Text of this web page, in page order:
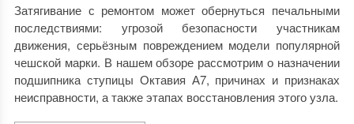
Затягивание с ремонтом может обернуться печальными
последствиями: угрозой безопасности участникам
движения, серьёзным повреждением модели популярной
чешской марки. В нашем обзоре рассмотрим о назначении
подшипника ступицы Октавия А7, причинах и признаках
неисправности, а также этапах восстановления этого узла.